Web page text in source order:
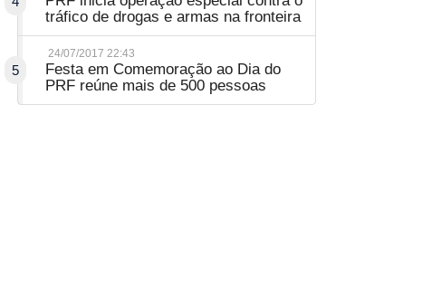
tráfico de drogas e armas na fronteira
5
24/07/2017 22:43
Festa em Comemoração ao Dia do
PRF reúne mais de 500 pessoas